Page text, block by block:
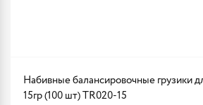
Набивные балансировочные грузики
15гр (100 шт) TR020-15